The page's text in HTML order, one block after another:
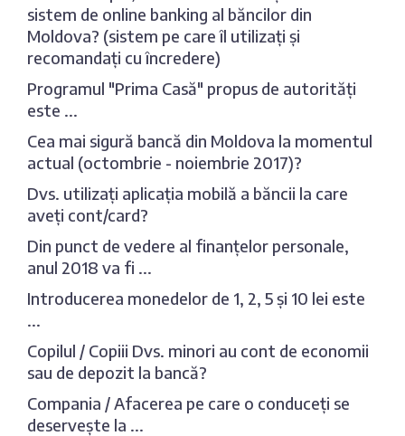
sistem de online banking al băncilor din
Moldova? (sistem pe care îl utilizați și
recomandați cu încredere)
Programul "Prima Casă" propus de autorități
este ...
Cea mai sigură bancă din Moldova la momentul
actual (octombrie - noiembrie 2017)?
Dvs. utilizați aplicația mobilă a băncii la care
aveți cont/card?
Din punct de vedere al finanțelor personale,
anul 2018 va fi ...
Introducerea monedelor de 1, 2, 5 și 10 lei este
...
Copilul / Copiii Dvs. minori au cont de economii
sau de depozit la bancă?
Compania / Afacerea pe care o conduceți se
deservește la ...